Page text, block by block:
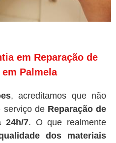
em Reparação de
Palmela
, acreditamos que não
serviço de Reparação de
24h/7. O que realmente
dos materiais